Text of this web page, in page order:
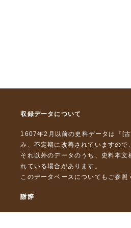
収録データについて
1607年2月以前の史料データは『 [
み、不定期に改善されていますので、
それ以外のデータのうち、史料本
れている場合があります。
このデータベースについて もご参照
謝辞